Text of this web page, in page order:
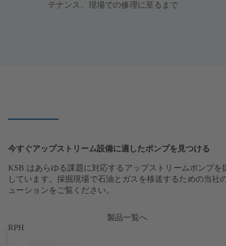
テナンス、現場での修理に至るまで
今すぐアップストリーム設備に適したポンプを見つける
KSB はあらゆる課題に対応するアップストリームポンプを
しています。採掘現場で石油とガスを移送するための当社
ューションをご覧ください。
製品一覧へ
RPH